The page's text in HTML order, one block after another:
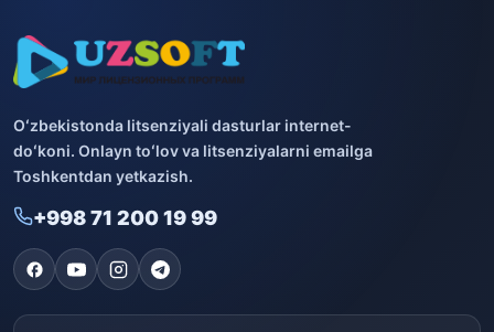
Oʻzbekistonda litsenziyali dasturlar internet-
doʻkoni. Onlayn toʻlov va litsenziyalarni emailga
Toshkentdan yetkazish.
+998 71 200 19 99